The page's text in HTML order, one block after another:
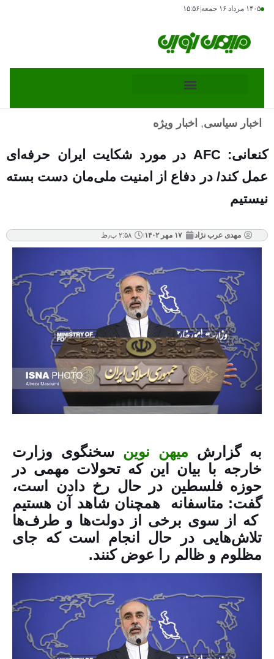
۱۴۰۵ مرداد ۱۶ جمعه ۱۵:۵۶
اخبار سیاسی, اخبار ویژه
کنعانی: AFC در مورد شکایت ایران حرفه‌ای
عمل کند/ در دفاع از امنیت ملی‌مان دست بسته
نیستیم
مهدی عرب نژاد ۱۷ مهر ۱۴۰۲ ۲:۵۸ ب٫ظ
به گزارش میهن نوین سخنگوی وزارت
خارجه با بیان این که تحولات مهمی در
حوزه فلسطین در حال رخ دادن است،
گفت: متاسفانه همچنان شاهد آن هستیم
که از سوی برخی از دولت‌ها و طرف‌ها
تلاش‌هایی در حال انجام است که جای
مظلوم و ظالم را عوض کنند.